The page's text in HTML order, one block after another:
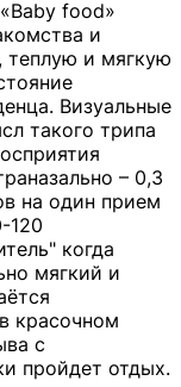
food»
и
теплую и мягкую
Визуальные
такого трипа
– 0,3
на один прием
120
когда
мягкий и
красочном
с
пройдет отдых.